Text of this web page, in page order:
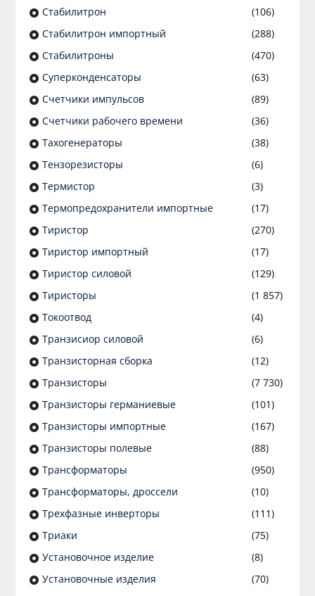
Стабилитрон
(106)
Стабилитрон импортный
(288)
Стабилитроны
(470)
Суперконденсаторы
(63)
Счетчики импульсов
(89)
Счетчики рабочего времени
(36)
Тахогенераторы
(38)
Тензорезисторы
(6)
Термистор
(3)
Термопредохранители импортные
(17)
Тиристор
(270)
Тиристор импортный
(17)
Тиристор силовой
(129)
Тиристоры
(1 857)
Токоотвод
(4)
Транзисиор силовой
(6)
Транзисторная сборка
(12)
Транзисторы
(7 730)
Транзисторы германиевые
(101)
Транзисторы импортные
(167)
Транзисторы полевые
(88)
Трансформаторы
(950)
Трансформаторы, дроссели
(10)
Трехфазные инверторы
(111)
Триаки
(75)
Установочное изделие
(8)
Установочные изделия
(70)